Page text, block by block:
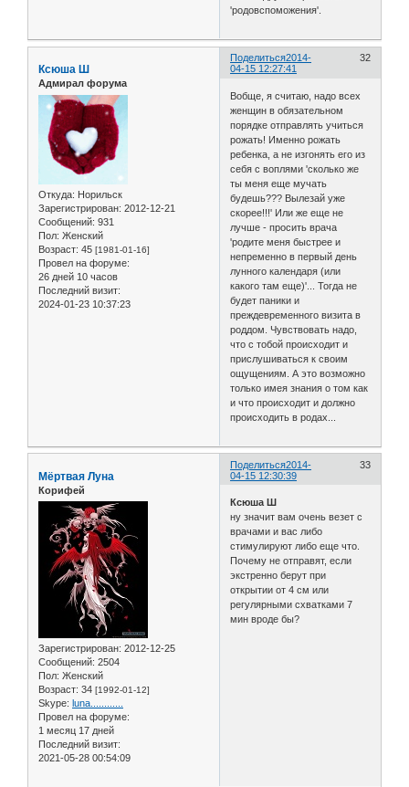
'родовспоможения'.
Поделиться 32
2014-
04-15 12:27:41
Ксюша Ш
Адмирал форума
Откуда: Норильск
Зарегистрирован: 2012-12-21
Сообщений: 931
Пол: Женский
Возраст: 45 [1981-01-16]
Провел на форуме:
26 дней 10 часов
Последний визит:
2024-01-23 10:37:23
Вобще, я считаю, надо всех
женщин в обязательном
порядке отправлять учиться
рожать! Именно рожать
ребенка, а не изгонять его из
себя с воплями 'сколько же
ты меня еще мучать
будешь??? Вылезай уже
скорее!!!' Или же еще не
лучше - просить врача
'родите меня быстрее и
непременно в первый день
лунного календаря (или
какого там еще)'... Тогда не
будет паники и
преждевременного визита в
роддом. Чувствовать надо,
что с тобой происходит и
прислушиваться к своим
ощущениям. А это возможно
только имея знания о том как
и что происходит и должно
происходить в родах...
Поделиться 33
2014-
04-15 12:30:39
Мёртвая Луна
Корифей
Зарегистрирован: 2012-12-25
Сообщений: 2504
Пол: Женский
Возраст: 34 [1992-01-12]
Skype: luna............
Провел на форуме:
1 месяц 17 дней
Последний визит:
2021-05-28 00:54:09
Ксюша Ш
ну значит вам очень везет с
врачами и вас либо
стимулируют либо еще что.
Почему не отправят, если
экстренно берут при
открытии от 4 см или
регулярными схватками 7
мин вроде бы?